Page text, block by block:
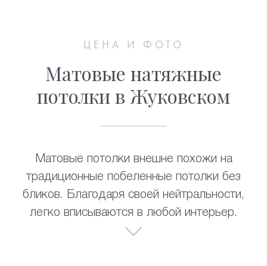
ЦЕНА И ФОТО
Матовые натяжные
потолки в Жуковском
Матовые потолки внешне похожи на
традиционные побеленные потолки без
бликов. Благодаря своей нейтральности,
легко вписываются в любой интерьер.